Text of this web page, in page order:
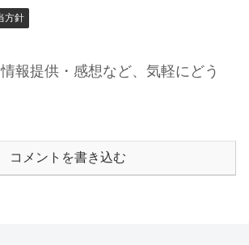
方針
情報提供・感想など、気軽にどう
コメントを書き込む